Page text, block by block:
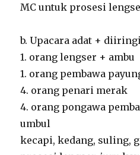
MC untuk prosesi
b. Upacara adat +
1. orang lengser + ambu
1. orang pembawa
4. orang penari merak
4. orang pongawa
umbul
kecapi, kedang, suling,